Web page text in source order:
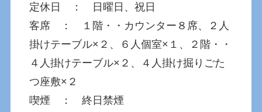
定休日 ： 日曜日、祝日
客席 ： １階・・カウンター８席、２人
掛けテーブル×２、６人個室×１、２階・・
４人掛けテーブル×２、４人掛け掘りごた
つ座敷×２
喫煙 ： 終日禁煙